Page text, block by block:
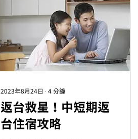
2023年8月24日 ∙ 4 分鐘
返台救星！中短期返
台住宿攻略